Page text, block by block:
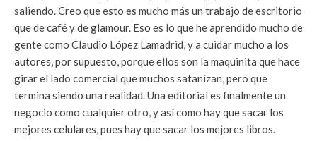
saliendo. Creo que esto es mucho más un trabajo de escritorio
que de café y de glamour. Eso es lo que he aprendido mucho de
gente como Claudio López Lamadrid, y a cuidar mucho a los
autores, por supuesto, porque ellos son la maquinita que hace
girar el lado comercial que muchos satanizan, pero que
termina siendo una realidad. Una editorial es finalmente un
negocio como cualquier otro, y así como hay que sacar los
mejores celulares, pues hay que sacar los mejores libros.